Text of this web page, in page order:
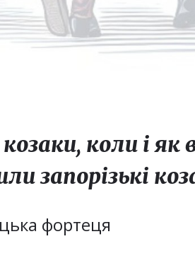
коли і як
запорізькі
фортеця